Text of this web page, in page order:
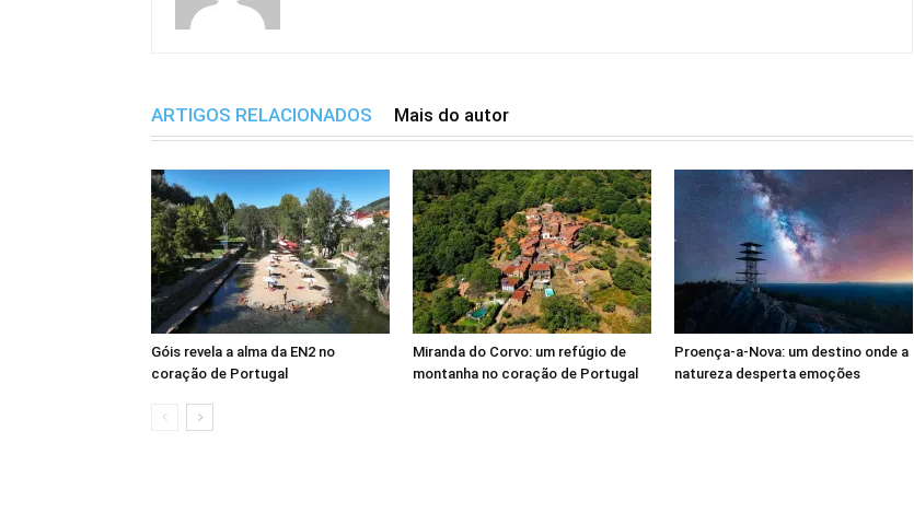
ARTIGOS RELACIONADOS Mais do autor
Góis revela a alma da EN2 no
coração de Portugal
Miranda do Corvo: um refúgio de
montanha no coração de Portugal
Proença-a-Nova: um destino onde a
natureza desperta emoções